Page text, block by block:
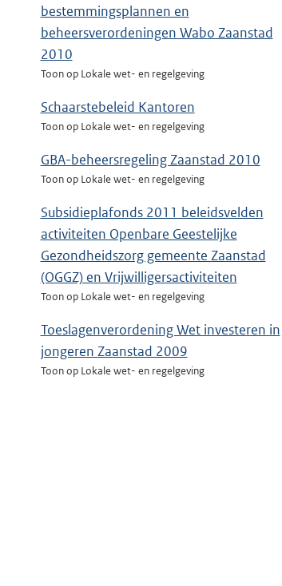
bestemmingsplannen en
beheersverordeningen Wabo Zaanstad
2010
Toon op Lokale wet- en regelgeving
Schaarstebeleid Kantoren
Toon op Lokale wet- en regelgeving
GBA-beheersregeling Zaanstad 2010
Toon op Lokale wet- en regelgeving
Subsidieplafonds 2011 beleidsvelden
activiteiten Openbare Geestelijke
Gezondheidszorg gemeente Zaanstad
(OGGZ) en Vrijwilligersactiviteiten
Toon op Lokale wet- en regelgeving
Toeslagenverordening Wet investeren in
jongeren Zaanstad 2009
Toon op Lokale wet- en regelgeving